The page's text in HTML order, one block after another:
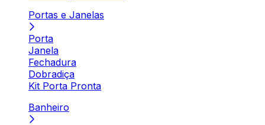
Portas e Janelas
Porta
Janela
Fechadura
Dobradiça
Kit Porta Pronta
Banheiro